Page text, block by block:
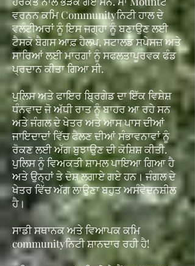
ਵਰਨਨ ਕਮਿ Communityਨਿਟੀ ਹਾਲ ਦੇ
ਵਲੰਟੀਅਰਾਂ ਨੂੰ ਇਸ ਜਗ੍ਹਾ ਨੂੰ ਬਣਾਉਣ ਲਈ
ਟੈਸਕੋ ਬੈਗਸ ਆਫ਼ ਹੈਲਪ, ਸਟਾਲਡ ਸਪੇਸਜ਼ ਅਤੇ
ਸਾਰਿਆਂ ਲਈ ਮਾਰਗਾਂ ਨੂੰ ਸਫਲਤਾਪੂਰਵਕ ਫੰਡ
ਪ੍ਰਦਾਨ ਕੀਤਾ ਗਿਆ ਸੀ.
ਪੁਲਿਸ ਅਤੇ ਫਾਇਰ ਬ੍ਰਿਗੇਡ ਦਾ ਇੱਕ ਵਿਸ਼ੇਸ਼
ਧੰਨਵਾਦ ਜੋ ਅੱਧੀ ਰਾਤ ਨੂੰ ਬਾਹਰ ਆ ਰਹੇ ਸਨ
ਅਤੇ ਜੰਗਲ ਦੇ ਖੇਤਰ ਅਤੇ ਆਸ ਪਾਸ ਦੀਆਂ
ਜਾਇਦਾਦਾਂ ਵਿੱਚ ਫੈਲਣ ਦੀਆਂ ਸੰਭਾਵਨਾਵਾਂ ਨੂੰ
ਰੋਕਣ ਲਈ ਅੱਗ ਬੁਝਾਉਣ ਦੀ ਕੋਸ਼ਿਸ਼ ਕੀਤੀ.
ਪੁਲਿਸ ਨੂੰ ਵਿਅਕਤੀ ਸ਼ਾਮਲ ਪਾਇਆ ਗਿਆ ਹੈ
ਅਤੇ ਉਨ੍ਹਾਂ ਤੇ ਦੋਸ਼ ਲਗਾਏ ਗਏ ਹਨ। ਜੰਗਲ ਦੇ
ਖੇਤਰ ਵਿੱਚ ਅੱਗ ਲਾਉਣਾ ਬਹੁਤ ਅਸੰਵੇਦਨਸ਼ੀਲ
ਹੈ।
ਸਾਡੀ ਸਥਾਨਕ ਅਤੇ ਵਿਆਪਕ ਕਮਿ
communityਨਿਟੀ ਸ਼ਾਨਦਾਰ ਰਹੀ ਹੈ!